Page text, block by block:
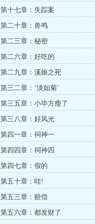
第十七章：失踪案
第二十章：兽鸣
第二三章：秘密
第二六章：好吃的
第二九章：溪娘之死
第三二章：‘淡如菊’
第三五章：小毕方瘦了
第三八章：好风光
第四一章：祠神一
第四四章：祠神四
第四七章：假的
第五十章：哇!
第五三章：赔偿
第五六章：都发财了